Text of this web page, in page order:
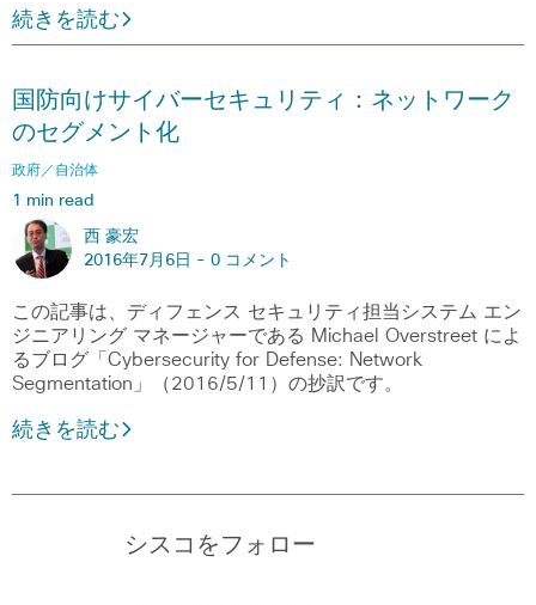
続きを読む
国防向けサイバーセキュリティ：ネットワーク
のセグメント化
政府／自治体
1 min read
西 豪宏
2016年7月6日 - 0 コメント
この記事は、ディフェンス セキュリティ担当システム エン
ジニアリング マネージャーである Michael Overstreet によ
るブログ「Cybersecurity for Defense: Network
Segmentation」（2016/5/11）の抄訳です。
続きを読む
シスコをフォロー